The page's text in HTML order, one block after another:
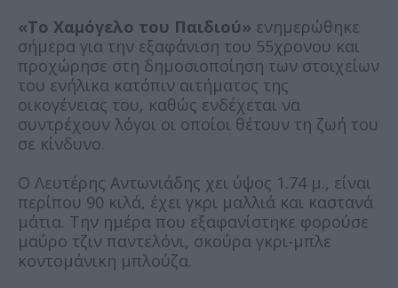
«Το Χαμόγελο του Παιδιού» ενημερώθηκε
σήμερα για την εξαφάνιση του 55χρονου και
προχώρησε στη δημοσιοποίηση των στοιχείων
του ενήλικα κατόπιν αιτήματος της
οικογένειας του, καθώς ενδέχεται να
συντρέχουν λόγοι οι οποίοι θέτουν τη ζωή του
σε κίνδυνο.
Ο Λευτέρης Αντωνιάδης χει ύψος 1.74 μ., είναι
περίπου 90 κιλά, έχει γκρι μαλλιά και καστανά
μάτια. Την ημέρα που εξαφανίστηκε φορούσε
μαύρο τζιν παντελόνι, σκούρα γκρι-μπλε
κοντομάνικη μπλούζα.